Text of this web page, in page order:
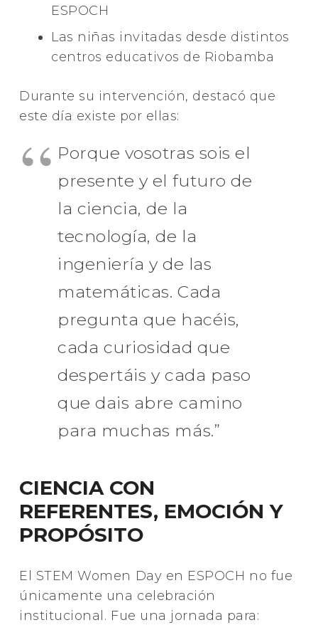
ESPOCH
Las niñas invitadas desde distintos
centros educativos de Riobamba
Durante su intervención, destacó que
este día existe por ellas:
Porque vosotras sois el
presente y el futuro de
la ciencia, de la
tecnología, de la
ingeniería y de las
matemáticas. Cada
pregunta que hacéis,
cada curiosidad que
despertáis y cada paso
que dais abre camino
para muchas más.”
CIENCIA CON
REFERENTES, EMOCIÓN Y
PROPÓSITO
El STEM Women Day en ESPOCH no fue
únicamente una celebración
institucional. Fue una jornada para: